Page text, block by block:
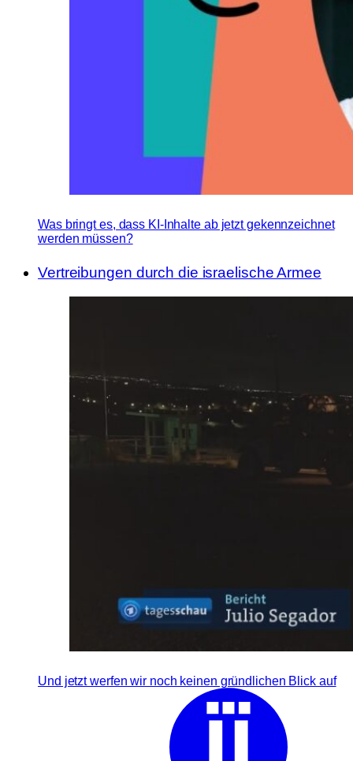
Was bringt es, dass KI-Inhalte ab jetzt gekennzeichnet
werden müssen?
Vertreibungen durch die israelische Armee
Und jetzt werfen wir noch keinen gründlichen Blick auf